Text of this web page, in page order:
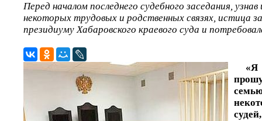
Перед началом последнего судебного заседания,
некоторых трудовых и родственных связях, истица
президиуму Хабаровского краевого суда и
«Я